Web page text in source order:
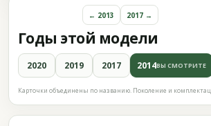
Годы этой модели
← 2013 2017 →
2020 2019 2017 2014ВЫ СМОТРИТЕ
Карточки объединены по названию. Поколение и